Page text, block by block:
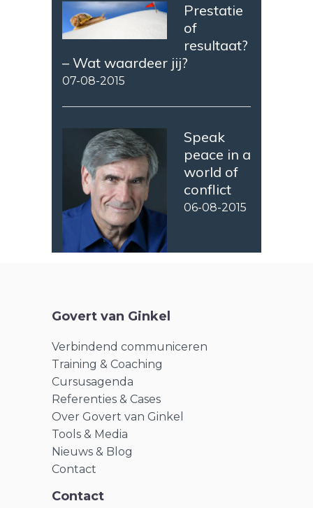
Prestatie
of
resultaat?
– Wat waardeer jij?
07-08-2015
Speak
peace in a
world of
conflict
06-08-2015
Govert van Ginkel
Verbindend communiceren
Training & Coaching
Cursusagenda
Referenties & Cases
Over Govert van Ginkel
Tools & Media
Nieuws & Blog
Contact
Contact